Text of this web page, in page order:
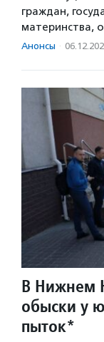
граждан,
материнства,
Анонсы ·
В Нижнем
обыски у
пыток*